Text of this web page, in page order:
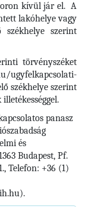
kívül jár el. A
lakóhelye vagy
szerint
törvényszéket
székhelye szerint
panasz
és
Budapest, Pf.
Telefon: +36 (1)